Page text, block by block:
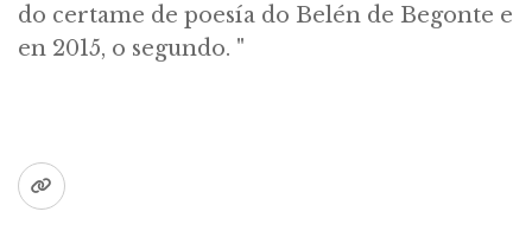
do certame de poesía do Belén de Begonte e
en 2015, o segundo. "